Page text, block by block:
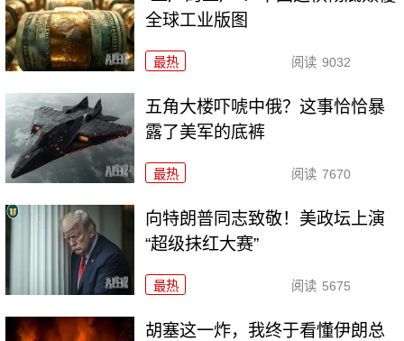
全球工业版图
最热 阅读 9032
五角大楼吓唬中俄？这事恰恰暴
露了美军的底裤
最热 阅读 7670
向特朗普同志致敬！美政坛上演
“超级抹红大赛”
最热 阅读 5675
胡塞这一炸，我终于看懂伊朗总